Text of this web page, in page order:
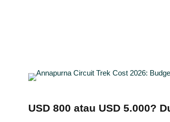
USD 800 atau USD 5.000?